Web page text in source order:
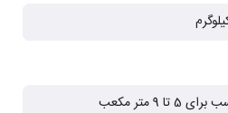
5 تا 9 متر مکعب